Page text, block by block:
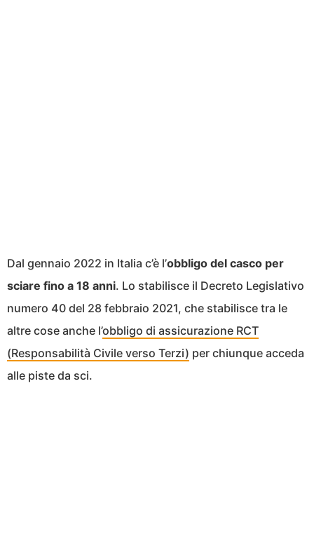
Dal gennaio 2022 in Italia c’è l’obbligo del casco per
sciare fino a 18 anni. Lo stabilisce il Decreto Legislativo
numero 40 del 28 febbraio 2021, che stabilisce tra le
altre cose anche l’obbligo di assicurazione RCT
(Responsabilità Civile verso Terzi) per chiunque acceda
alle piste da sci.